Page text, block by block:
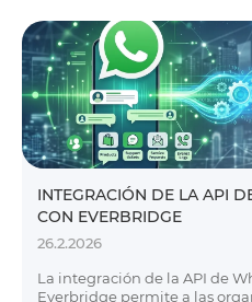
INTEGRACIÓN DE LA API
CON EVERBRIDGE
26.2.2026
La integración de la API de
Everbridge permite a las